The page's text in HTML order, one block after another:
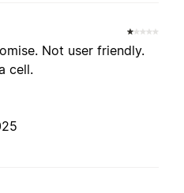
Not user friendly.
cell.